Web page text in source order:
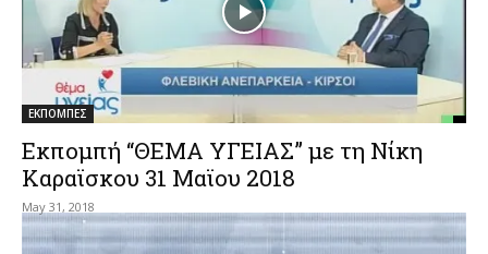
ΕΚΠΟΜΠΕΣ
Εκπομπή “ΘΕΜΑ ΥΓΕΙΑΣ” με τη Νίκη
Καραϊσκου 31 Μαϊου 2018
May 31, 2018